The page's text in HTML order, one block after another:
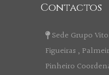
Contactos
Sede Grupo
Figueiras ,
Pinheiro